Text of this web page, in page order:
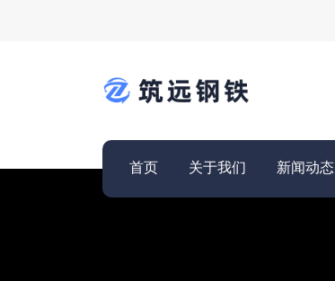
首页 关于我们 新闻动态